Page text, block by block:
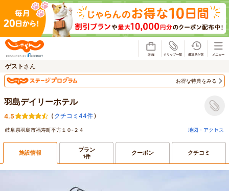
ゲスト さん
お得な特典をみる
羽島デイリーホテル
4.5 ( クチコミ44件)
岐阜県羽島市福寿町平方１０‐２４ 地図・アクセス
施設情報 プラン
1件 クーポン クチコミ